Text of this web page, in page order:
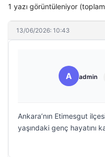
1 yazı görüntüleniyor
13/06/2026: 10:43
A admin
Ankara’nın Etimesgut
yaşındaki genç hayatını